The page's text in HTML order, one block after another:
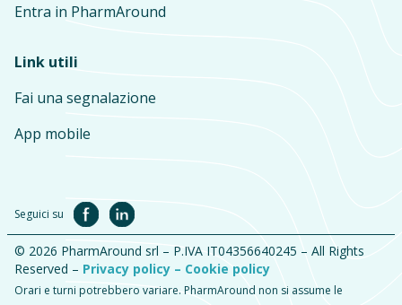
Entra in PharmAround
Link utili
Fai una segnalazione
App mobile
Seguici su
© 2026 PharmAround srl – P.IVA IT04356640245 – All Rights
Reserved – Privacy policy – Cookie policy
Orari e turni potrebbero variare. PharmAround non si assume le